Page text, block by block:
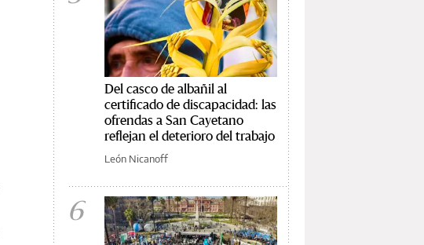
Del casco de albañil al
certificado de discapacidad: las
ofrendas a San Cayetano
reflejan el deterioro del trabajo
León Nicanoff
6